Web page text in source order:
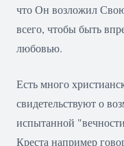
что Он возложил
всего, чтобы быть
любовью.
Есть много
свидетельствуют о
испытанной
Креста например